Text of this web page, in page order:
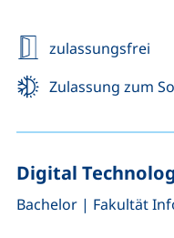
zulassungsfrei
Zulassung zum
Digital
Bachelor, | Fakultät